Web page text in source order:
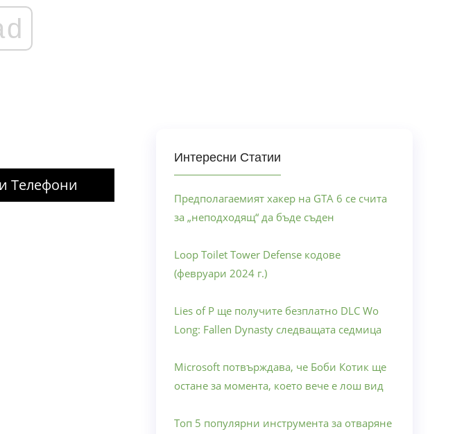
Телефони
Интересни Статии
Предполагаемият хакер на GTA 6 се счита
за „неподходящ“ да бъде съден
Loop Toilet Tower Defense кодове
(февруари 2024 г.)
Lies of P ще получите безплатно DLC Wo
Long: Fallen Dynasty следващата седмица
Microsoft потвърждава, че Боби Котик ще
остане за момента, което вече е лош вид
Топ 5 популярни инструмента за отваряне